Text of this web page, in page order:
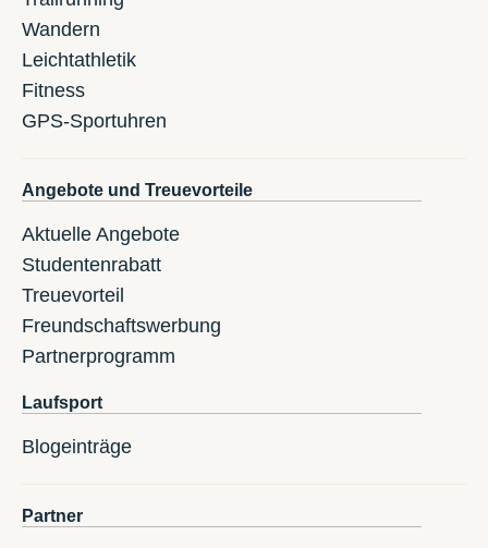
Wandern
Leichtathletik
Fitness
GPS-Sportuhren
Angebote und Treuevorteile
Aktuelle Angebote
Studentenrabatt
Treuevorteil
Freundschaftswerbung
Partnerprogramm
Laufsport
Blogeinträge
Partner